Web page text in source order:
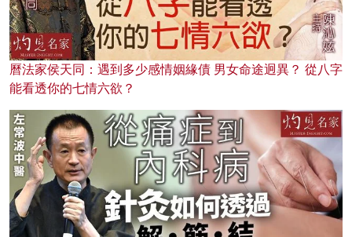
曆法家侯天同：遇到多少感情姻緣債 男女命途迥異？ 從八字
能看透你的七情六欲？